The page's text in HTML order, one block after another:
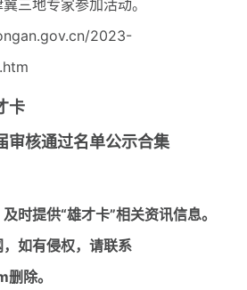
三地专家参加活动。
2023-
卡
审核通过名单公示合集
时提供“雄才卡”相关资讯信息。
如有侵权，请联系
除。